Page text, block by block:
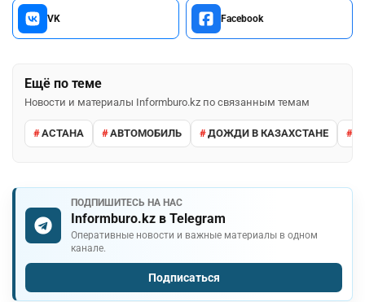
VK Facebook
Ещё по теме
Новости и материалы Informburo.kz по связанным темам
АСТАНА АВТОМОБИЛЬ ДОЖДИ В КАЗАХСТАНЕ
ПОДПИШИТЕСЬ НА НАС
Informburo.kz в Telegram
Оперативные новости и важные материалы в одном
канале.
Подписаться